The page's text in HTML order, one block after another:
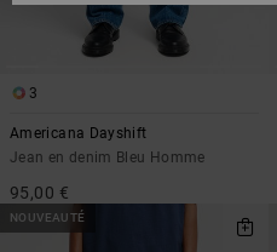
3
Americana Dayshift
Jean en denim Bleu Homme
95,00 €
NOUVEAUTÉ